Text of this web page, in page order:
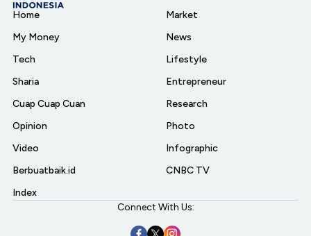
Home
My Money
Tech
Sharia
Cuap Cuap Cuan
Opinion
Video
Berbuatbaik.id
Index
Market
News
Lifestyle
Entrepreneur
Research
Photo
Infographic
CNBC TV
Connect With Us: